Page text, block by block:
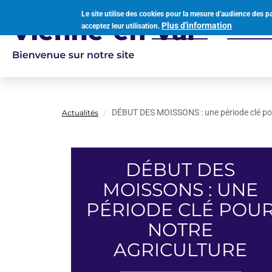
Le site utilise des cookies pour la mesure d'audience des
acceptez leur utilisation. Plus d'information
principal
principale
Votre mairie
Actualités DÉBUT DES MOISSONS : une période clé
DÉBUT DES
MOISSONS : UNE
PÉRIODE CLÉ
NOTRE
AGRICULTURE